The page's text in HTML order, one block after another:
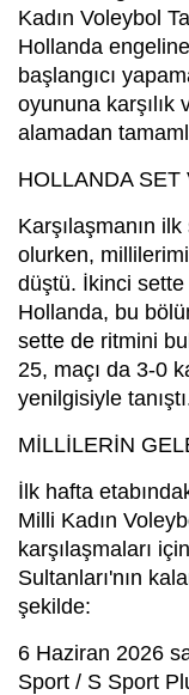
Kadın Voleybol
Hollanda
başlangıcı
oyununa karşılık
alamadan
HOLLANDA SET
Karşılaşmanın
olurken,
düştü. İkinci
Hollanda, bu
sette de ritmini
25, maçı da 3-0
yenilgisiyle
MİLLİLERİN
İlk hafta
Milli Kadın
karşılaşmaları
Sultanları'nın
şekilde:
6 Haziran 2026
Sport / S Sport